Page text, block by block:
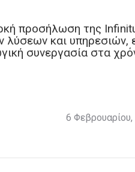
προσήλωση της
και υπηρεσιών,
συνεργασία στα
6 Φεβρουαρίου,